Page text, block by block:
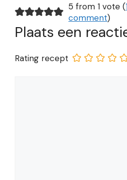
5 from 1 vote (
comment)
Plaats een
Rating recept